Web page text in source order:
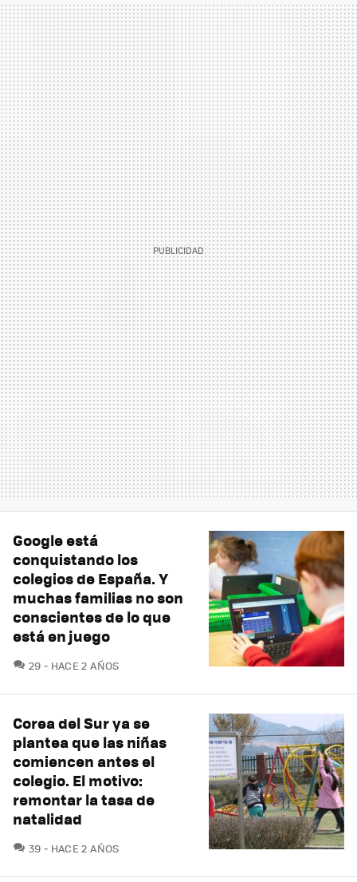
Google está
conquistando los
colegios de España. Y
muchas familias no son
conscientes de lo que
está en juego
29 COMENTARIOS
HACE 2 AÑOS
Corea del Sur ya se
plantea que las niñas
comiencen antes el
colegio. El motivo:
remontar la tasa de
natalidad
39 COMENTARIOS
HACE 2 AÑOS